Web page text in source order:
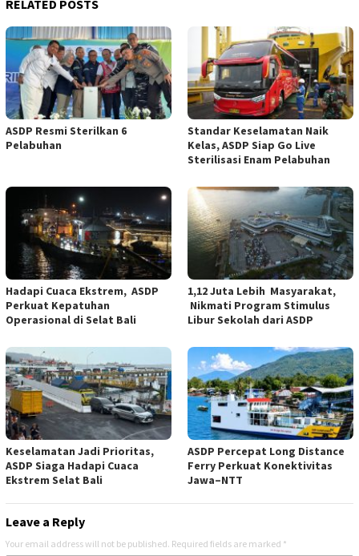
RELATED POSTS
ASDP Resmi Sterilkan 6
Pelabuhan
Standar Keselamatan Naik
Kelas, ASDP Siap Go Live
Sterilisasi Enam Pelabuhan
Hadapi Cuaca Ekstrem, ASDP
Perkuat Kepatuhan
Operasional di Selat Bali
1,12 Juta Lebih Masyarakat,
Nikmati Program Stimulus
Libur Sekolah dari ASDP
Keselamatan Jadi Prioritas,
ASDP Siaga Hadapi Cuaca
Ekstrem Selat Bali
ASDP Percepat Long Distance
Ferry Perkuat Konektivitas
Jawa–NTT
Leave a Reply
Your email address will not be published. Required fields are marked *